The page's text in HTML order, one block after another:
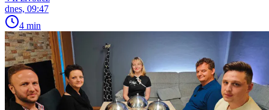
dnes, 09:47
4 min